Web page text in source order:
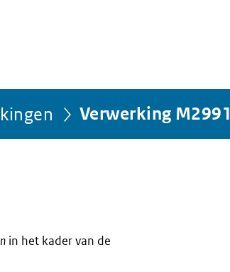
Verwerking M2991
Zoek
in
het
in het kader van de